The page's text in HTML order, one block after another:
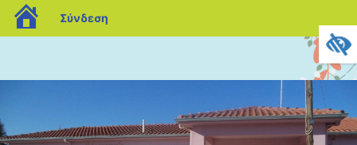
blogs.sch.gr
Σύνδεση